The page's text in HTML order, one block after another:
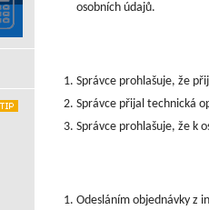
osobních údajů.
Správce prohlašuje, že
Správce přijal technická
Správce prohlašuje, že k
Odesláním objednávky z